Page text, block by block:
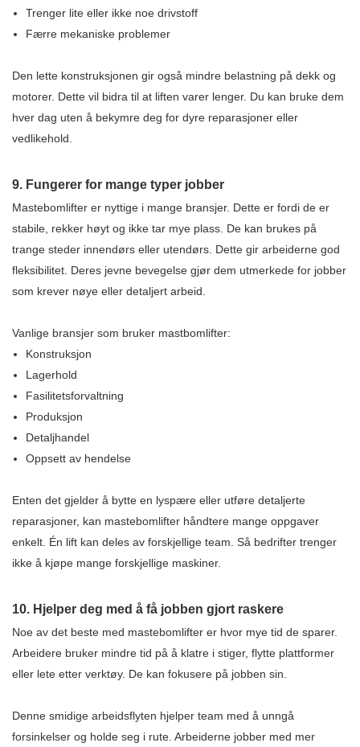
Trenger lite eller ikke noe drivstoff
Færre mekaniske problemer
Den lette konstruksjonen gir også mindre belastning på dekk og
motorer. Dette vil bidra til at liften varer lenger. Du kan bruke dem
hver dag uten å bekymre deg for dyre reparasjoner eller
vedlikehold.
9. Fungerer for mange typer jobber
Mastebomlifter er nyttige i mange bransjer. Dette er fordi de er
stabile, rekker høyt og ikke tar mye plass. De kan brukes på
trange steder innendørs eller utendørs. Dette gir arbeiderne god
fleksibilitet. Deres jevne bevegelse gjør dem utmerkede for jobber
som krever nøye eller detaljert arbeid.
Vanlige bransjer som bruker mastbomlifter:
Konstruksjon
Lagerhold
Fasilitetsforvaltning
Produksjon
Detaljhandel
Oppsett av hendelse
Enten det gjelder å bytte en lyspære eller utføre detaljerte
reparasjoner, kan mastebomlifter håndtere mange oppgaver
enkelt. Én lift kan deles av forskjellige team. Så bedrifter trenger
ikke å kjøpe mange forskjellige maskiner.
10. Hjelper deg med å få jobben gjort raskere
Noe av det beste med mastebomlifter er hvor mye tid de sparer.
Arbeidere bruker mindre tid på å klatre i stiger, flytte plattformer
eller lete etter verktøy. De kan fokusere på jobben sin.
Denne smidige arbeidsflyten hjelper team med å unngå
forsinkelser og holde seg i rute. Arbeiderne jobber med mer